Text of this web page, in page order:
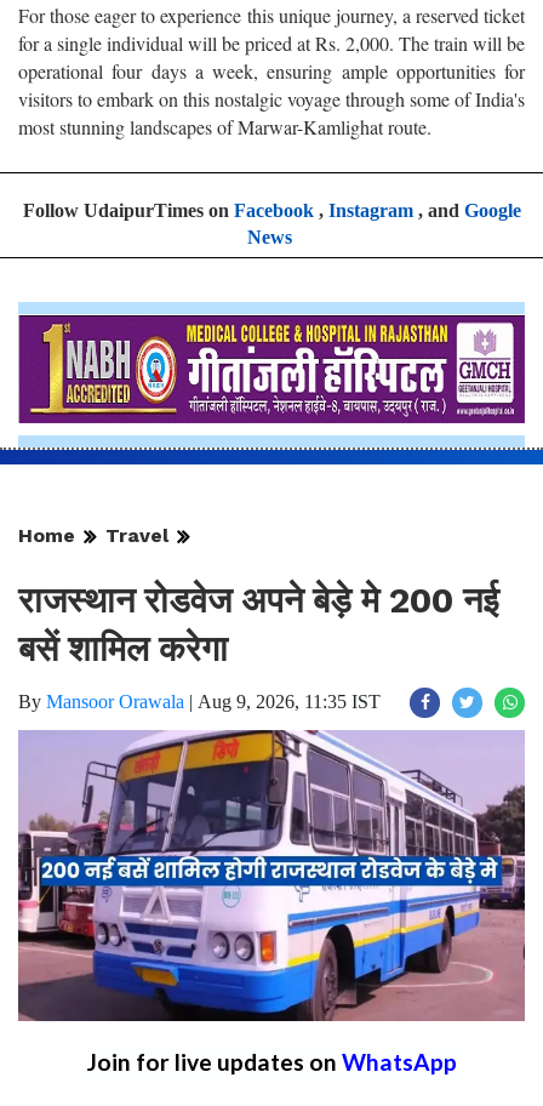
For those eager to experience this unique journey, a reserved ticket
for a single individual will be priced at Rs. 2,000. The train will be
operational four days a week, ensuring ample opportunities for
visitors to embark on this nostalgic voyage through some of India's
most stunning landscapes of Marwar-Kamlighat route.
Follow UdaipurTimes on Facebook, Instagram, and Google
News
Home Travel
राजस्थान रोडवेज अपने बेड़े मे 200 नई
बसें शामिल करेगा
By Mansoor Orawala | Aug 9, 2026, 11:35 IST
Join for live updates on WhatsApp